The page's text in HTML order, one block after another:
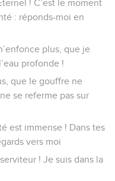
! C’est le moment
: réponds-moi en
plus, que je
profonde !
que le gouffre ne
se referme pas sur
est immense ! Dans tes
vers moi
! Je suis dans la